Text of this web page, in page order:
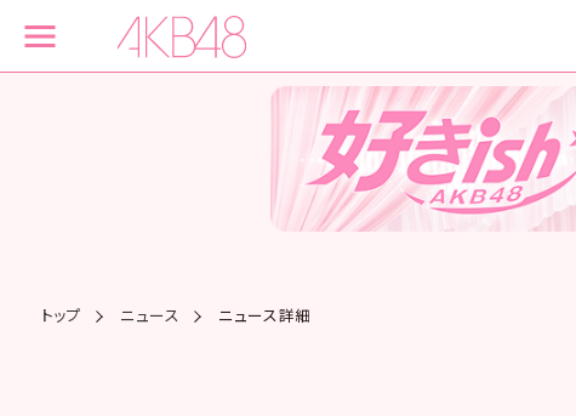
トップ ニュース ニュース詳細